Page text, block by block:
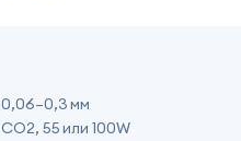
0,06–0,3 мм
CO2, 55 или 100W